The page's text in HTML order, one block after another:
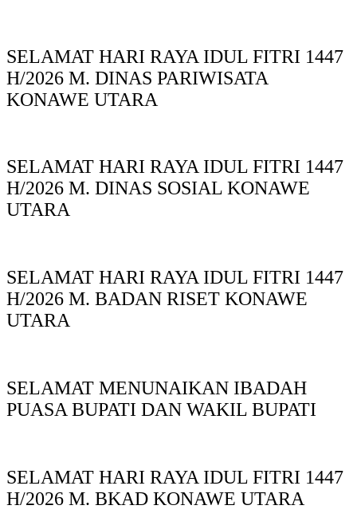
SELAMAT HARI RAYA IDUL FITRI 1447
H/2026 M. DINAS PARIWISATA
KONAWE UTARA
SELAMAT HARI RAYA IDUL FITRI 1447
H/2026 M. DINAS SOSIAL KONAWE
UTARA
SELAMAT HARI RAYA IDUL FITRI 1447
H/2026 M. BADAN RISET KONAWE
UTARA
SELAMAT MENUNAIKAN IBADAH
PUASA BUPATI DAN WAKIL BUPATI
SELAMAT HARI RAYA IDUL FITRI 1447
H/2026 M. BKAD KONAWE UTARA